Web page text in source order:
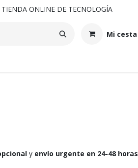
ONLINE DE TECNOLOGÍA
Mi cesta
y envío urgente en 24-48 horas